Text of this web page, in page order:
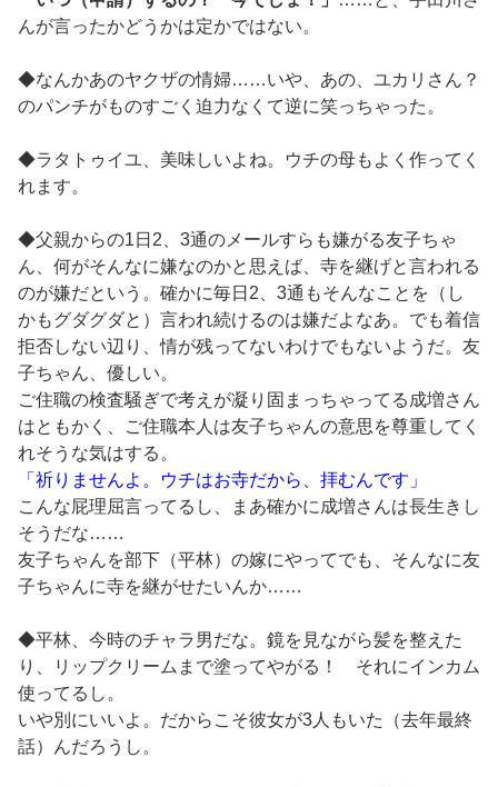
んが言ったかどうかは定かではない。
◆なんかあのヤクザの情婦……いや、あの、ユカリさん？
のパンチがものすごく迫力なくて逆に笑っちゃった。
◆ラタトゥイユ、美味しいよね。ウチの母もよく作ってく
れます。
◆父親からの1日2、3通のメールすらも嫌がる友子ちゃ
ん、何がそんなに嫌なのかと思えば、寺を継げと言われる
のが嫌だという。確かに毎日2、3通もそんなことを（し
かもグダグダと）言われ続けるのは嫌だよなあ。でも着信
拒否しない辺り、情が残ってないわけでもないようだ。友
子ちゃん、優しい。
ご住職の検査騒ぎで考えが凝り固まっちゃってる成増さん
はともかく、ご住職本人は友子ちゃんの意思を尊重してく
れそうな気はする。
「祈りませんよ。ウチはお寺だから、拝むんです」
こんな屁理屈言ってるし、まあ確かに成増さんは長生きし
そうだな……
友子ちゃんを部下（平林）の嫁にやってでも、そんなに友
子ちゃんに寺を継がせたいんか……
◆平林、今時のチャラ男だな。鏡を見ながら髪を整えた
り、リップクリームまで塗ってやがる！ それにインカム
使ってるし。
いや別にいいよ。だからこそ彼女が3人もいた（去年最終
話）んだろうし。